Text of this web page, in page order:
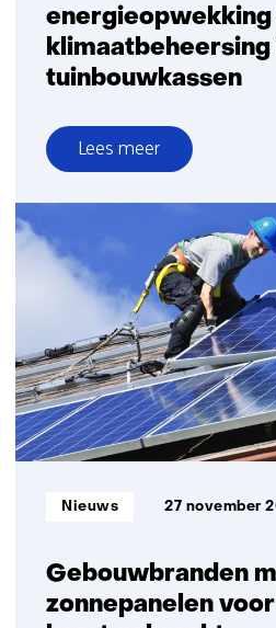
energieopwekking
klimaatbeheersing
tuinbouwkassen
Lees meer
over
Schaduwdoek
zonnefolie
voor
energieopwekking
en
klimaatbeheersing
in
tuinbouwkassen
Gebouwbranden
zonnepanelen
Informatietype:
Nieuws 27 november